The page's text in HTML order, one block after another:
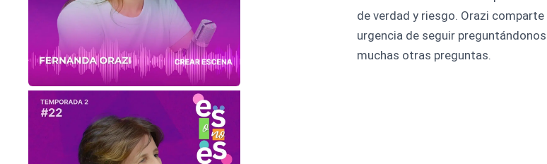
de verdad y riesgo. Orazi
urgencia de seguir
muchas otras preguntas.